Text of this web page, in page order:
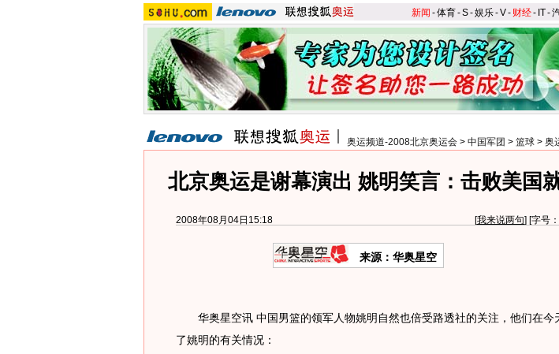
新闻 -体育-S-娱乐-V- 财经- IT-
奥运频道-2008北京奥运会 > 中国军团 > 篮球 > 奥
北京奥运是谢幕演出 姚明笑言：击败美国
2008年08月04日15:18 [我来说两句] [字号：
来源：华奥星空
华奥星空讯 中国男篮的领军人物姚明自然也倍受路透社的关注，他们在今
了姚明的有关情况：